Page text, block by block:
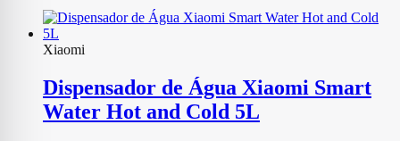
Xiaomi
Dispensador de Água Xiaomi Smart
Water Hot and Cold 5L